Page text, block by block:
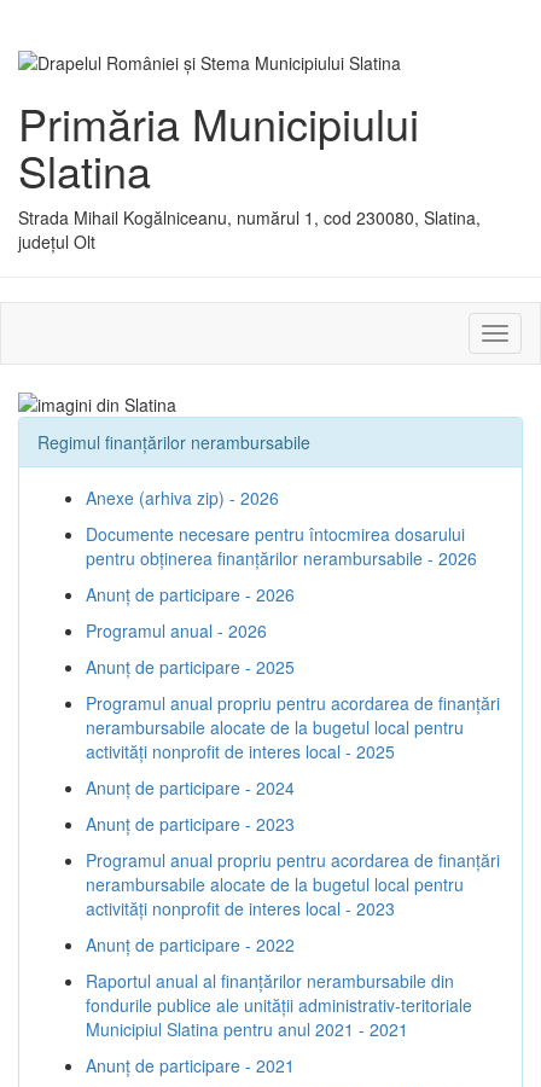
Primăria Municipiului
Slatina
Strada Mihail Kogălniceanu, numărul 1, cod 230080, Slatina,
județul Olt
sau
Regimul finanțărilor nerambursabile
Anexe (arhiva zip) - 2026
Documente necesare pentru întocmirea dosarului
pentru obținerea finanțărilor nerambursabile - 2026
Anunț de participare - 2026
Programul anual - 2026
Anunț de participare - 2025
Programul anual propriu pentru acordarea de finanţări
nerambursabile alocate de la bugetul local pentru
activităţi nonprofit de interes local - 2025
Anunț de participare - 2024
Anunț de participare - 2023
Programul anual propriu pentru acordarea de finanţări
nerambursabile alocate de la bugetul local pentru
activităţi nonprofit de interes local - 2023
Anunț de participare - 2022
Raportul anual al finanțărilor nerambursabile din
fondurile publice ale unității administrativ-teritoriale
Municipiul Slatina pentru anul 2021 - 2021
Anunț de participare - 2021